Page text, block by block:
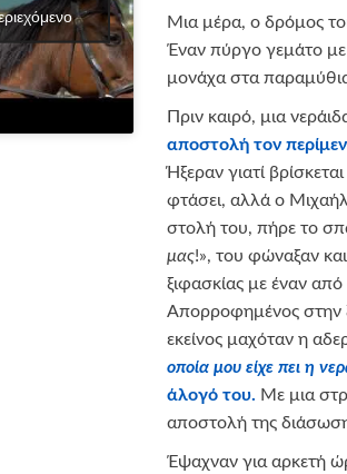
Μια μέρα, ο δρόμος
Έναν πύργο γεμάτο με
μονάχα στα
Πριν καιρό, μια
αποστολή τον
Ήξεραν γιατί
φτάσει, αλλά ο
στολή του, πήρε το
μας!», του φώναξαν
ξιφασκίας με έναν
Απορροφημένος στην
εκείνος μαχόταν η
οποία μου είχε πει η
άλογό του. Με μια
αποστολή της
Έψαχναν για αρκετή